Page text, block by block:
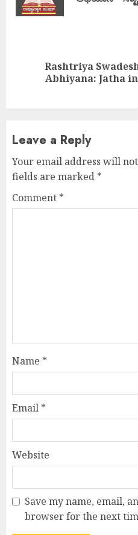
Rashtriya
Abhiyana: Jatha
Leave a Reply
Your email address will
fields are marked *
Comment *
Name *
Email *
Website
Save my name, email,
browser for the next